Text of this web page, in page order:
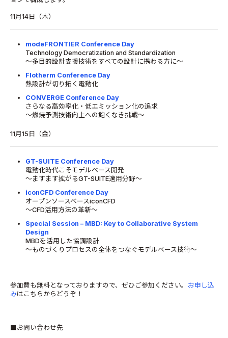
11月14日（木）
modeFRONTIER Conference Day
Technology Democratization and Standardization
～多目的設計支援技術をすべての設計に携わる方に～
Flotherm Conference Day
熱設計が切り拓く電動化
CONVERGE Conference Day
さらなる高効率化・低エミッション化の追求
～燃焼予測技術向上への飽くなき挑戦～
11月15日（金）
GT-SUITE Conference Day
電動化時代こそモデルベース開発
～ますます拡がるGT-SUITE適用分野～
iconCFD Conference Day
オープンソースベースiconCFD
～CFD活用方法の革新～
Special Session – MBD: Key to Collaborative System
Design
MBDを活用した協調設計
～ものづくりプロセスの全体をつなぐモデルベース技術～
参加費も無料となっておりますので、ぜひご参加ください。 お申し込
みはこちらからどうぞ！
■お問い合わせ先